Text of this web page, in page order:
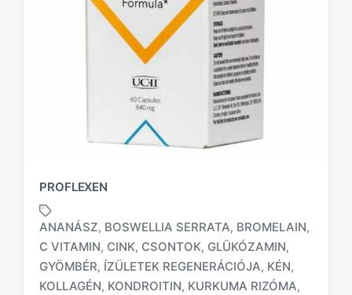
PROFLEXEN
T
a
ANANÁSZ, BOSWELLIA SERRATA, BROMELAIN,
C VITAMIN, CINK, CSONTOK, GLÜKÓZAMIN,
GYÖMBÉR, ÍZÜLETEK REGENERÁCIÓJA, KÉN,
KOLLAGÉN, KONDROITIN, KURKUMA RIZÓMA,